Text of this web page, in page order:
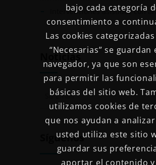
Intervenciones asistidas con
Noticias
Síguenos
bajo cada categoría
consentimiento a
Las cookies
“Necesarias” se guardan
navegador, ya que son
para permitir las
básicas del sitio web.
utilizamos cookies de
que nos ayudan a
usted utiliza este sitio
guardar sus
aportar el contenido y